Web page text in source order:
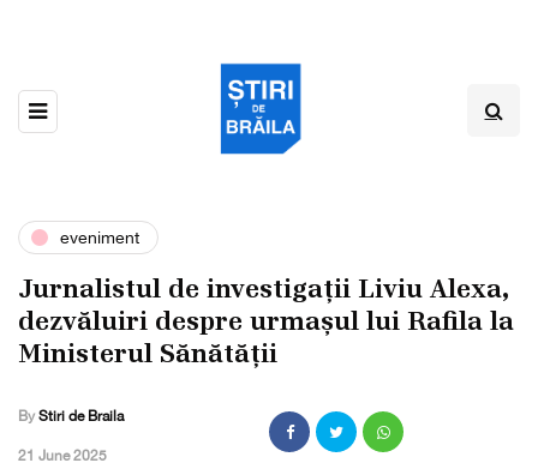
eveniment
Jurnalistul de investigații Liviu Alexa,
dezvăluiri despre urmașul lui Rafila la
Ministerul Sănătății
By Stiri de Braila
,21 June 2025